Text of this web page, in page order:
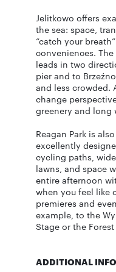
Jelitkowo offers
the sea: space,
“catch your
conveniences.
leads in two
pier and to
and less crowded.
change
greenery and long
Reagan Park is
excellently
cycling paths,
lawns, and space
entire afternoon
when you feel like
premieres and
example, to the
Stage or the
ADDITIONAL